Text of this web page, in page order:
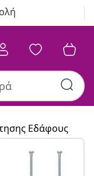
Συλλογή
Εδάφους